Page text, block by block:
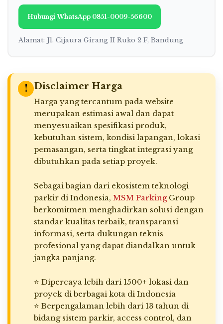
Hubungi WhatsApp 0851-0009-56600
Alamat: Jl. Cijaura Girang II Ruko 2 F, Bandung
! Disclaimer Harga
Harga yang tercantum pada website
merupakan estimasi awal dan dapat
menyesuaikan spesifikasi produk,
kebutuhan sistem, kondisi lapangan, lokasi
pemasangan, serta tingkat integrasi yang
dibutuhkan pada setiap proyek.
Sebagai bagian dari ekosistem teknologi
parkir di Indonesia, MSM ParkingGroup
berkomitmen menghadirkan solusi dengan
standar kualitas terbaik, transparansi
informasi, serta dukungan teknis
profesional yang dapat diandalkan untuk
jangka panjang.
⭐ Dipercaya lebih dari 1500+ lokasi dan
proyek di berbagai kota di Indonesia
⭐ Berpengalaman lebih dari 13 tahun di
bidang sistem parkir, access control, dan